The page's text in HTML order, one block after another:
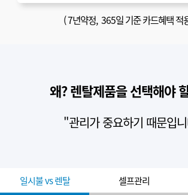
(7년약정, 365일 기준 카드혜택 적
왜? 렌탈제품을 선택해야
"관리가 중요하기 때문입
일시불 vs 렌탈 셀프관리